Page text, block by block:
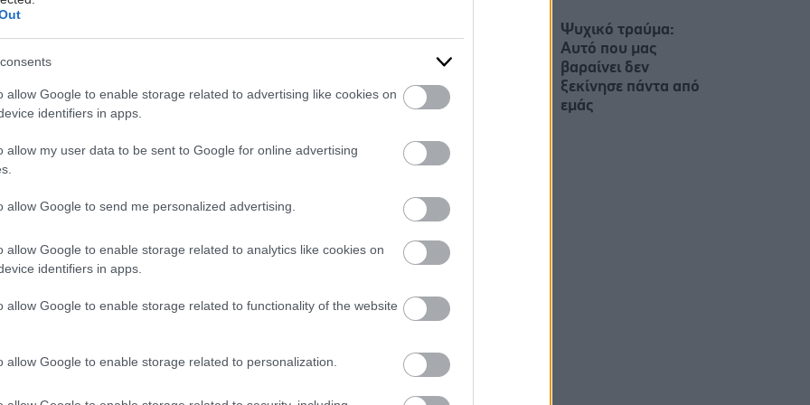
allow Google to enable storage related to advertising like cookies on
identifiers in apps.
allow my user data to be sent to Google for online advertising
allow Google to send me personalized advertising.
allow Google to enable storage related to analytics like cookies on
identifiers in apps.
allow Google to enable storage related to functionality of the website
allow Google to enable storage related to personalization.
στα επίπεδα άγχους ή δυσφορίας, γεγονός που
ανθεκτικότητα.
είναι και τα λόγια των ίδιων των ωφελούμενων
με άλλους και να λειτουργώ
ένας συμμετέχων, ενώ κάποιος άλλος
«Ως προσωπική πρόοδο θεωρώ να βιώνω νέες
γίνει ένα σημείο συνάντησης και έκφρασης για
είναι πολύ ουσιαστικό να παρακολουθείς
αντίκτυπο στην καθημερινότητά τους».
Ψυχικό τραύμα:
Αυτό που μας
βαραίνει δεν
ξεκίνησε πάντα από
εμάς